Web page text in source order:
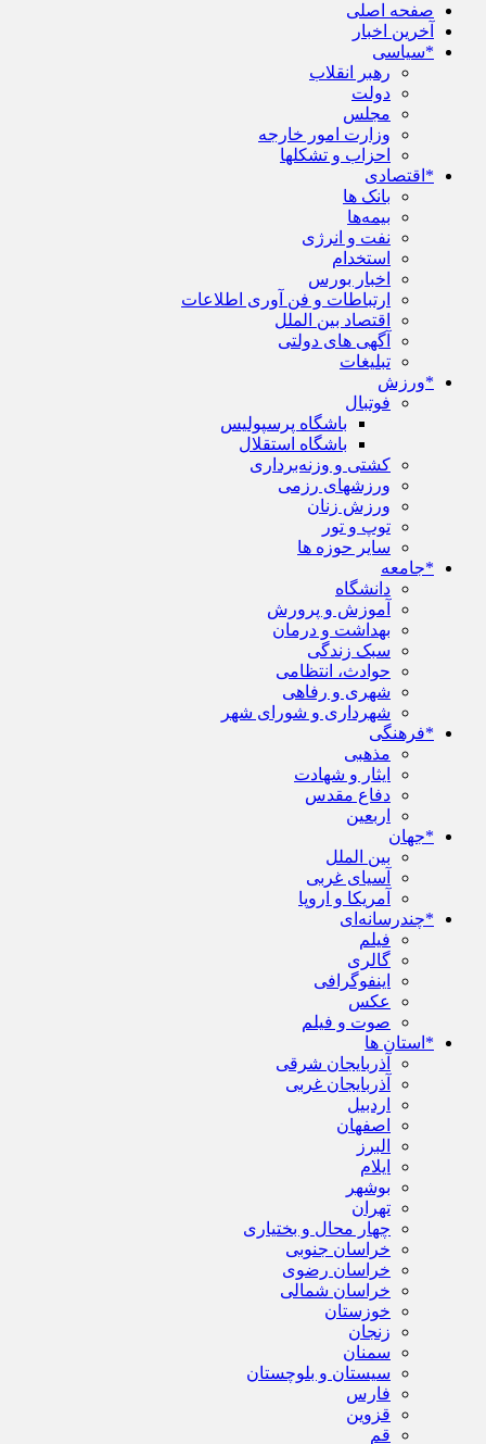
صفحه اصلی
آخرین اخبار
*سیاسی
رهبر انقلاب
دولت
مجلس
وزارت امور خارجه
احزاب و تشکلها
*اقتصادی
بانک ها
بیمه‌ها
نفت و انرژی
استخدام
اخبار بورس
ارتباطات و فن آوری اطلاعات
اقتصاد بین الملل
آگهی های دولتی
تبلیغات
*ورزش
فوتبال
باشگاه پرسپولیس
باشگاه استقلال
کشتی و وزنه‌برداری
ورزشهای رزمی
ورزش زنان
توپ و تور
سایر حوزه ها
*جامعه
دانشگاه
آموزش و پرورش
بهداشت و درمان
سبک زندگی
حوادث، انتظامی
شهری و رفاهی
شهرداری و شورای شهر
*فرهنگی
مذهبی
ایثار و شهادت
دفاع مقدس
اربعین
*جهان
بین الملل
آسیای غربی
آمریکا و اروپا
*چندرسانه‌ای
فیلم
گالری
اینفوگرافی
عکس
صوت و فیلم
*استان ها
آذربایجان شرقی
آذربایجان غربی
اردبیل
اصفهان
البرز
ایلام
بوشهر
تهران
چهار محال و بختیاری
خراسان جنوبی
خراسان رضوی
خراسان شمالی
خوزستان
زنجان
سمنان
سیستان و بلوچستان
فارس
قزوین
قم